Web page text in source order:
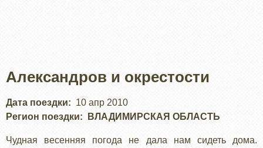
Александров и окрестости
Дата поездки
10 апр 2010
Регион поездки
ВЛАДИМИРСКАЯ ОБЛАСТЬ
Чудная весенняя погода не дала нам сидеть дома.